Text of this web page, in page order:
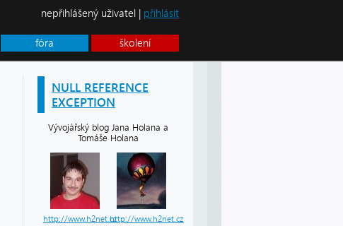
fóra školení
nepřihlášený uživatel | přihlásit
NULL REFERENCE
EXCEPTION
Vývojářský blog Jana Holana a
Tomáše Holana
http://www.h2net.czhttp://www.h2net.cz